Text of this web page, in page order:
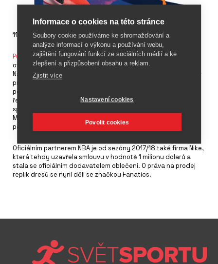
11. března 2019
Puma
podepsala několikaletou smlouvu, díky které se stala
oficiálním marketingovým partnerem a dodavatelem obuvi
National Basketball Association (NBA). Jedná se o další krok v
procesu návratu značky na basketbalové pole, kterému má
pomoci také americký rapper Jay-Z na pozici kreativního
ředitele basketbalové divize. Firma je zároveň osobním
sponzorem basketbalistů Deandre Aytona, Zhaire Smithe a
Marvina Bagleyho a od loňského roku je Puma rovněž
partnerem ženské basketbalové asociace WNBA.
Oficiálním partnerem NBA je od sezóny 2017/18 také firma Nike,
která tehdy uzavřela smlouvu v hodnotě 1 milionu dolarů a
stala se oficiálním dodavatelem oblečení. O práva na prodej
replik dresů se nyní dělí se značkou Fanatics.
Informace o cookies na této stránce
Soubory cookie používáme ke shromažďování a
analýze informací o výkonu a používání webu,
zajištění fungování funkcí ze sociálních médií a ke
zlepšení a přizpůsobení obsahu a reklam.
Zjistit více
Nastavení cookies
Povolit cookies